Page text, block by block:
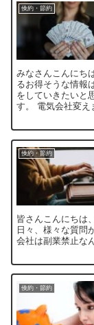
倹約・節約
みなさんこんにち
るお得そうな情報
をしていきたいと
す。 電気会社変え
倹約・節約
皆さんこんにちは
日々、様々な質問
会社は副業禁止な
倹約・節約